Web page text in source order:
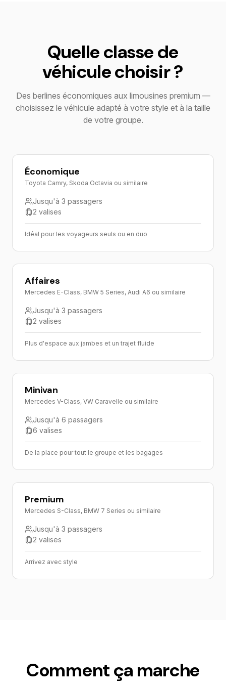
Quelle classe de
véhicule choisir ?
Des berlines économiques aux limousines premium —
choisissez le véhicule adapté à votre style et à la taille
de votre groupe.
Économique
Toyota Camry, Skoda Octavia ou similaire
Jusqu'à 3 passagers
2 valises
Idéal pour les voyageurs seuls ou en duo
Affaires
Mercedes E-Class, BMW 5 Series, Audi A6 ou similaire
Jusqu'à 3 passagers
2 valises
Plus d'espace aux jambes et un trajet fluide
Minivan
Mercedes V-Class, VW Caravelle ou similaire
Jusqu'à 6 passagers
6 valises
De la place pour tout le groupe et les bagages
Premium
Mercedes S-Class, BMW 7 Series ou similaire
Jusqu'à 3 passagers
2 valises
Arrivez avec style
Comment ça marche